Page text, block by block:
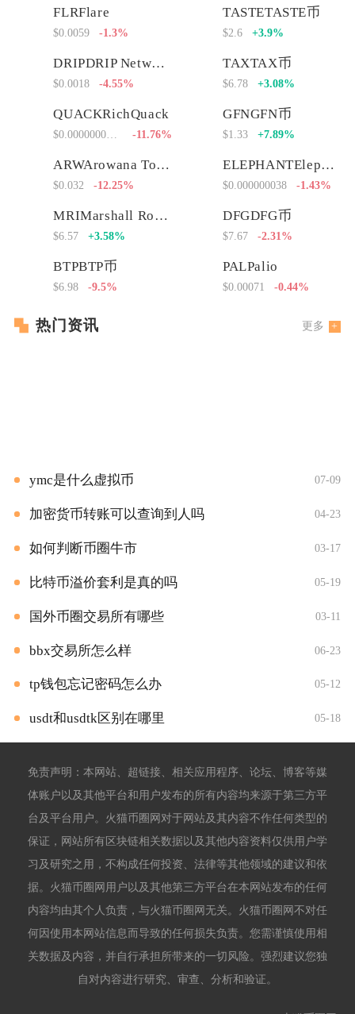
FLRFlare
$0.0059 -1.3%
TASTETASTE币
$2.6 +3.9%
DRIPDRIP Network
$0.0018 -4.55%
TAXTAX币
$6.78 +3.08%
QUACKRichQuack
$0.00000000000 -11.76%
GFNGFN币
$1.33 +7.89%
ARWArowana Token
$0.032 -12.25%
ELEPHANTElephant Money
$0.000000038 -1.43%
MRIMarshall Rogan Inu
$6.57 +3.58%
DFGDFG币
$7.67 -2.31%
BTPBTP币
$6.98 -9.5%
PALPalio
$0.00071 -0.44%
热门资讯 更多
ymc是什么虚拟币 07-09
加密货币转账可以查询到人吗 04-23
如何判断币圈牛市 03-17
比特币溢价套利是真的吗 05-19
国外币圈交易所有哪些 03-11
bbx交易所怎么样 06-23
tp钱包忘记密码怎么办 05-12
usdt和usdtk区别在哪里 05-18
免责声明：本网站、超链接、相关应用程序、论坛、博客等媒
体账户以及其他平台和用户发布的所有内容均来源于第三方平
台及平台用户。火猫币圈网对于网站及其内容不作任何类型的
保证，网站所有区块链相关数据以及其他内容资料仅供用户学
习及研究之用，不构成任何投资、法律等其他领域的建议和依
据。火猫币圈网用户以及其他第三方平台在本网站发布的任何
内容均由其个人负责，与火猫币圈网无关。火猫币圈网不对任
何因使用本网站信息而导致的任何损失负责。您需谨慎使用相
关数据及内容，并自行承担所带来的一切风险。强烈建议您独
自对内容进行研究、审查、分析和验证。